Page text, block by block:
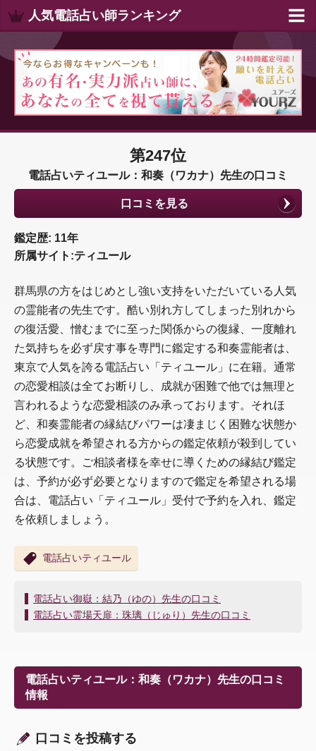
人気電話占い師ランキング
第247位
電話占いティユール：和奏（ワカナ）先生の口コミ
口コミを見る
鑑定歴: 11年
所属サイト:ティユール
群馬県の方をはじめとし強い支持をいただいている人気
の霊能者の先生です。酷い別れ方してしまった別れから
の復活愛、憎むまでに至った関係からの復縁、一度離れ
た気持ちを必ず戻す事を専門に鑑定する和奏霊能者は、
東京で人気を誇る電話占い「ティユール」に在籍。通常
の恋愛相談は全てお断りし、成就が困難で他では無理と
言われるような恋愛相談のみ承っております。それほ
ど、和奏霊能者の縁結びパワーは凄まじく困難な状態か
ら恋愛成就を希望される方からの鑑定依頼が殺到してい
る状態です。ご相談者様を幸せに導くための縁結び鑑定
は、予約が必ず必要となりますので鑑定を希望される場
合は、電話占い「ティユール」受付で予約を入れ、鑑定
を依頼しましょう。
電話占いティユール
投
稿
ー
シ
ョ
電話占い御嶽：結乃（ゆの）先生の口コミ
電話占い霊場天扉：珠璃（じゅり）先生の口コミ
電話占いティユール：和奏（ワカナ）先生の口コミ
情報
口コミを投稿する